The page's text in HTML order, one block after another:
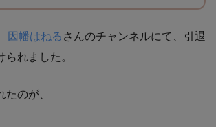
因幡はねる さんのチャンネルにて、引退
れました。
のが、